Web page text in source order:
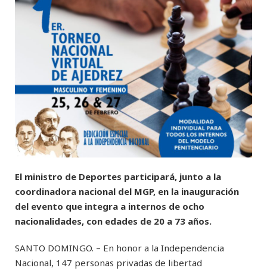
El ministro de Deportes participará, junto a la
coordinadora nacional del MGP, en la inauguración
del evento que integra a internos de ocho
nacionalidades, con edades de 20 a 73 años.
SANTO DOMINGO. – En honor a la Independencia
Nacional, 147 personas privadas de libertad